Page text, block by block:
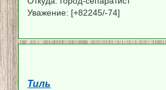
Уважение: [+82245/-74]
Тиль